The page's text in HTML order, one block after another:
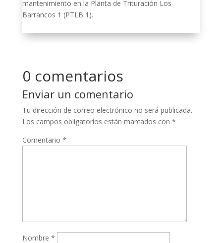
mantenimiento en la Planta de Trituración Los
Barrancos 1 (PTLB 1).
0 comentarios
Enviar un comentario
Tu dirección de correo electrónico no será publicada.
Los campos obligatorios están marcados con *
Comentario *
Nombre *